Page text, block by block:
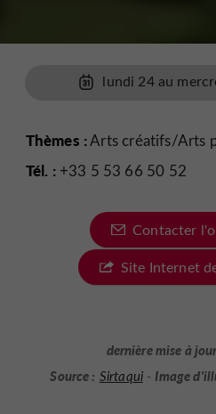
lundi 24 au
Thèmes :Arts créatifs/Arts
Tél. :+33 5 53 66 50 52
Contacter
Site Internet
dernière mise à
Source : Sirtaqui-Image